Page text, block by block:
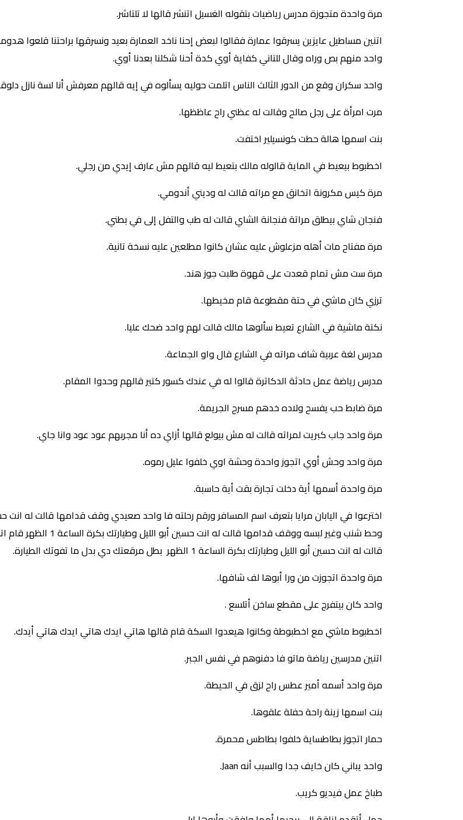
مرة واحدة متجوزة مدرس رياضيات بتقوله الغسيل اتنشر قالها لا تلتاشر.
اتنين مساطيل عايزين يسرقوا عمارة فقالوا لبعض إحنا ناخد العمارة بعيد ونسرقها براحتنا
واحد منهم بص وراه وقال للتاني كفاية أوي كدة أحنا شكلنا بعدنا أوي.
واحد سكران وقع من الدور الثالث الناس اتلمت حوليه يسألوه في إيه قالهم معرفش أنا لسة نازل
مرت امرأة على رجل صالح وقالت له عظني راح عاظظها.
بنت اسمها هالة حطت كونسيلير اختفت.
اخطبوط بيعيط في الماية قالوله مالك بتعيط ليه قالهم مش عارف إيدي من رجلي.
مرة كيس مكرونة اتخانق مع مراته قالت له وديني أندومي.
فنجان شاي بيطلق مراتة فنجانة الشاي قالت له طب والتفل إلى في بطني.
مرة مفتاح مات أهله مزعلوش عليه عشان كانوا مطلعين عليه نسخة تانية.
مرة ست مش تمام قعدت على قهوة طلبت جوز هند.
ترزي كان ماشي في حتة مقطوعة قام مخيطها.
نكتة ماشية في الشارع تعيط سألوها مالك قالت لهم واحد ضحك عليا.
مدرس لغة عربية شاف مراته في الشارع قال واو الجماعة.
مدرس رياضة عمل حادثة الدكاترة قالوا له في عندك كسور كتير قالهم وحدوا المقام.
مرة ضابط حب يفسح ولاده خدهم مسرح الجريمة.
مرة واحد جاب كبريت لمراته قالت له مش بيولع قالها أزاي ده أنا مجربهم عود عود وانا جاي.
مرة واحد وحش أوي اتجوز واحدة وحشة اوي خلفوا عليل رموه.
مرة واحدة أسمها أية دخلت تجارة بقت أية حاسبة.
وحط شنب وغير لبسه
قالت له انت حسين أبو الليل وطيارتك بكرة الساعة 1 الظهر بطل مرقعتك دي بدل ما تفوتك الطيارة.
مرة واحدة اتجوزت من ورا أبوها لف شافها.
واحد كان بيتفرج على مقطع ساخن أتلسع .
اخطبوط ماشي مع اخطبوطة وكانوا هيعدوا السكة قام قالها هاتي ايدك هاتي ايدك هاتي أيدك.
اتنين مدرسين رياضة ماتو فا دفنوهم في نفس الجبر.
مرة واحد أسمه أمير عطس راح لزق في الحيطة.
بنت اسمها زينة راحة حفلة علقوها.
حمار اتجوز بطاطساية خلفوا بطاطس محمرة.
واحد يباني كان خايف جدا والسبب أنه Jaan.
طباخ عمل فيديو كريب.